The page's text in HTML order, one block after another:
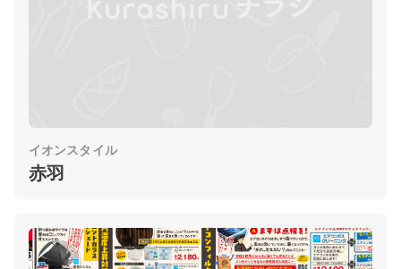
イオンスタイル
赤羽